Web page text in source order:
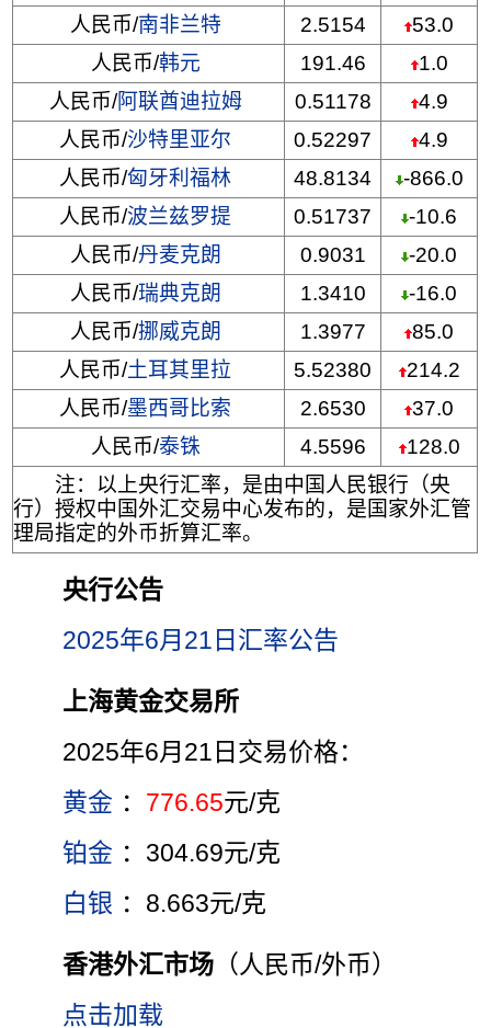
人民币/南非兰特 2.5154
53.0
人民币/韩元 191.46
1.0
人民币/阿联酋迪拉姆 0.51178
4.9
人民币/沙特里亚尔 0.52297
4.9
人民币/匈牙利福林 48.8134
-866.0
人民币/波兰兹罗提 0.51737
-10.6
人民币/丹麦克朗 0.9031
-20.0
人民币/瑞典克朗 1.3410
-16.0
人民币/挪威克朗 1.3977
85.0
人民币/土耳其里拉 5.52380
214.2
人民币/墨西哥比索 2.6530
37.0
人民币/泰铢 4.5596
128.0
注：以上央行汇率，是由中国人民银行（央
行）授权中国外汇交易中心发布的，是国家外汇管
理局指定的外币折算汇率。
央行公告
2025年6月21日汇率公告
上海黄金交易所
2025年6月21日交易价格：
黄金 ： 776.65元/克
铂金 ：304.69元/克
白银 ：8.663元/克
香港外汇市场 （人民币/外币）
点击加载